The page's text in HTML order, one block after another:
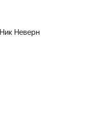
Ник Неверн